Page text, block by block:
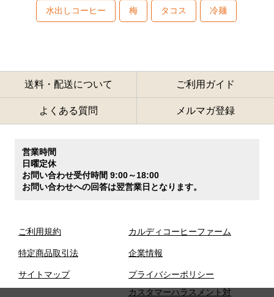
水出しコーヒー 梅 タコス 冷麺
送料・配送について ご利用ガイド
よくある質問 メルマガ登録
営業時間
日曜定休
お問い合わせ受付時間 9:00～18:00
お問い合わせへの回答は翌営業日となります。
ご利用規約
特定商品取引法
サイトマップ
カルディコーヒーファーム
企業情報
プライバシーポリシー
カスタマーハラスメント対